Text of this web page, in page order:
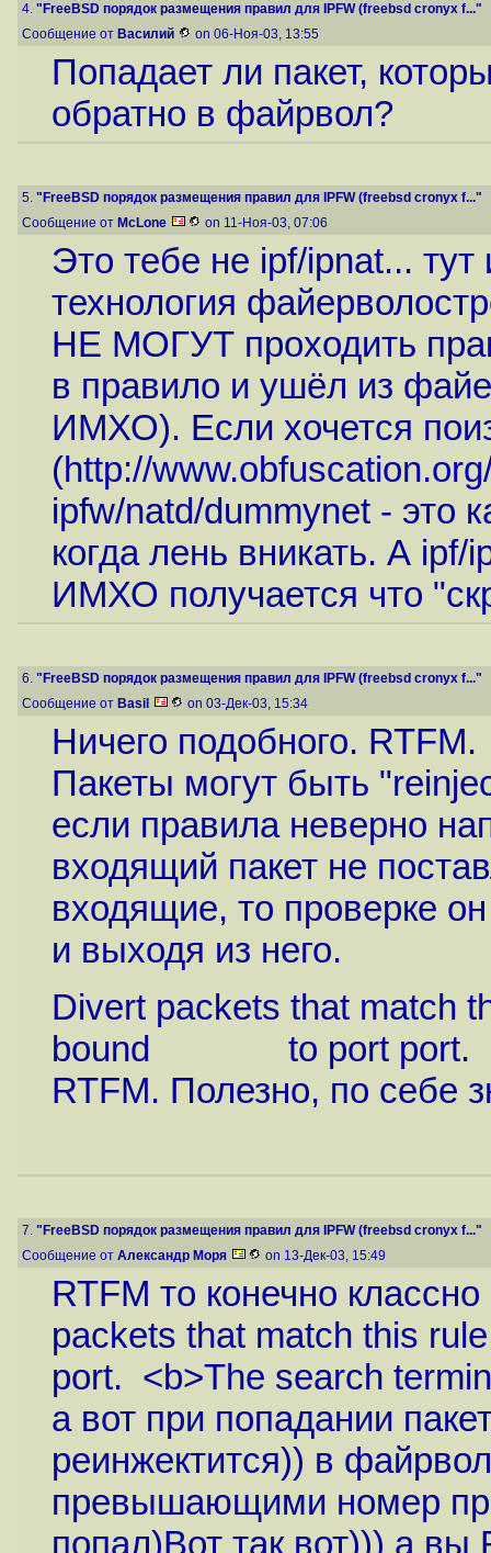
4. "FreeBSD порядок размещения правил для IPFW (freebsd cronyx f..."
Сообщение от Василий on 06-Ноя-03, 13:55
Попадает ли пакет,
обратно в файрвол?
5. "FreeBSD порядок размещения правил для IPFW (freebsd cronyx f..."
Сообщение от McLone on 11-Ноя-03, 07:06
Это тебе не ipf/ipnat...
технология
НЕ МОГУТ проходить
в правило и ушёл из
ИМХО). Если хочется
(http://
ipfw/natd/dummynet - это
когда лень вникать. А
ИМХО получается что
6. "FreeBSD порядок размещения правил для IPFW (freebsd cronyx f..."
Сообщение от Basil on 03-Дек-03, 15:34
Ничего подобного. RTFM.
Пакеты могут быть
если правила неверно
входящий пакет не
входящие, то проверке
и выходя из него.
Divert packets that match
bound to port port.
RTFM. Полезно, по себе
7. "FreeBSD порядок размещения правил для IPFW (freebsd cronyx f..."
Сообщение от Александр Моря on 13-Дек-03, 15:49
RTFM то конечно
packets that match this
port. <b>The search
а вот при попадании
реинжектится)) в
превышающими номер
попал)Вот так вот))) а вы